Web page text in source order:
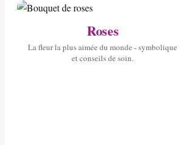
Roses
La fleur la plus aimée du monde - symbolique
et conseils de soin.